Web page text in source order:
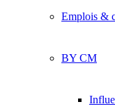
Emplois &
BY CM